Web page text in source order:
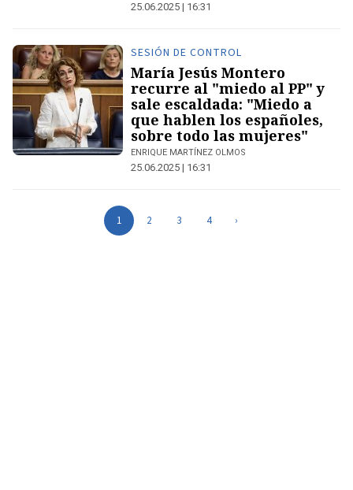
25.06.2025 | 16:31
SESIÓN DE CONTROL
María Jesús Montero
recurre al "miedo al PP" y
sale escaldada: "Miedo a
que hablen los españoles,
sobre todo las mujeres"
ENRIQUE MARTÍNEZ OLMOS
25.06.2025 | 16:31
1 2 3 4 ›